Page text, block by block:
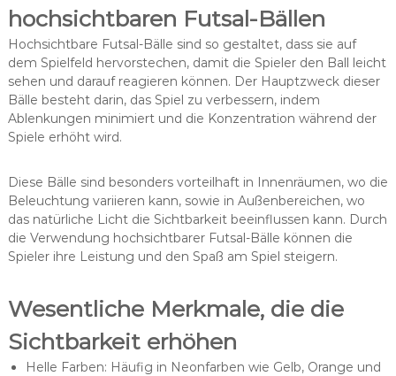
hochsichtbaren Futsal-Bällen
Hochsichtbare Futsal-Bälle sind so gestaltet, dass sie auf
dem Spielfeld hervorstechen, damit die Spieler den Ball leicht
sehen und darauf reagieren können. Der Hauptzweck dieser
Bälle besteht darin, das Spiel zu verbessern, indem
Ablenkungen minimiert und die Konzentration während der
Spiele erhöht wird.
Diese Bälle sind besonders vorteilhaft in Innenräumen, wo die
Beleuchtung variieren kann, sowie in Außenbereichen, wo
das natürliche Licht die Sichtbarkeit beeinflussen kann. Durch
die Verwendung hochsichtbarer Futsal-Bälle können die
Spieler ihre Leistung und den Spaß am Spiel steigern.
Wesentliche Merkmale, die die
Sichtbarkeit erhöhen
Helle Farben: Häufig in Neonfarben wie Gelb, Orange und